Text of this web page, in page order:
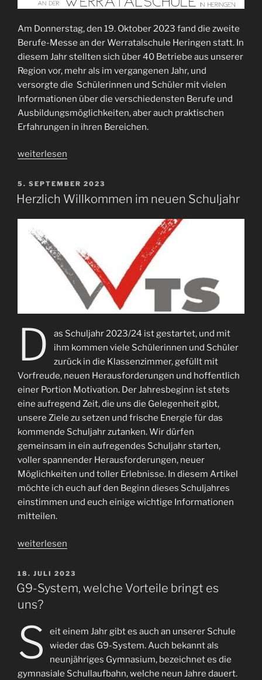
Am Donnerstag, den 19. Oktober 2023 fand die zweite
Berufe-Messe an der Werratalschule Heringen statt. In
diesem Jahr stellten sich über 40 Betriebe aus unserer
Region vor, mehr als im vergangenen Jahr, und
versorgte die Schülerinnen und Schüler mit vielen
Informationen über die verschiedensten Berufe und
Ausbildungsmöglichkeiten, aber auch praktischen
Erfahrungen in ihren Bereichen.
„2.
Messe
an
weiterlesen
VERÖFFENTLICHT
AM
5. SEPTEMBER 2023
Herzlich Willkommen im neuen Schuljahr
D
as Schuljahr 2023/24 ist gestartet, und mit
ihm kommen viele Schülerinnen und Schüler
zurück in die Klassenzimmer, gefüllt mit
Vorfreude, neuen Herausforderungen und hoffentlich
einer Portion Motivation. Der Jahresbeginn ist stets
eine aufregend Zeit, die uns die Gelegenheit gibt,
unsere Ziele zu setzen und frische Energie für das
kommende Schuljahr zutanken. Wir dürfen
gemeinsam in ein aufregendes Schuljahr starten,
voller spannender Herausforderungen, neuer
Möglichkeiten und toller Erlebnisse. In diesem Artikel
möchte ich euch auf den Beginn dieses Schuljahres
einstimmen und euch einige wichtige Informationen
mitteilen.
„Herzlich
im
neuen
Schuljahr“
weiterlesen
VERÖFFENTLICHT
AM
18. JULI 2023
G9-System, welche Vorteile bringt es
uns?
S
eit einem Jahr gibt es auch an unserer Schule
wieder das G9-System. Auch bekannt als
neunjähriges Gymnasium, bezeichnet es die
gymnasiale Schullaufbahn, welche neun Jahre dauert.